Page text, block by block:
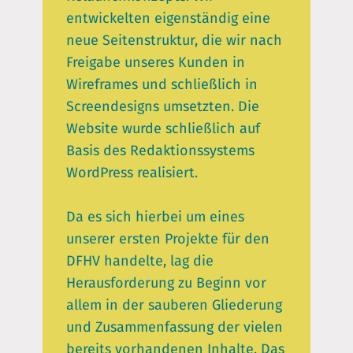
entwickelten eigenständig eine
neue Seitenstruktur, die wir nach
Freigabe unseres Kunden in
Wireframes und schließlich in
Screendesigns umsetzten. Die
Website wurde schließlich auf
Basis des Redaktionssystems
WordPress realisiert.
Da es sich hierbei um eines
unserer ersten Projekte für den
DFHV handelte, lag die
Herausforderung zu Beginn vor
allem in der sauberen Gliederung
und Zusammenfassung der vielen
bereits vorhandenen Inhalte. Das